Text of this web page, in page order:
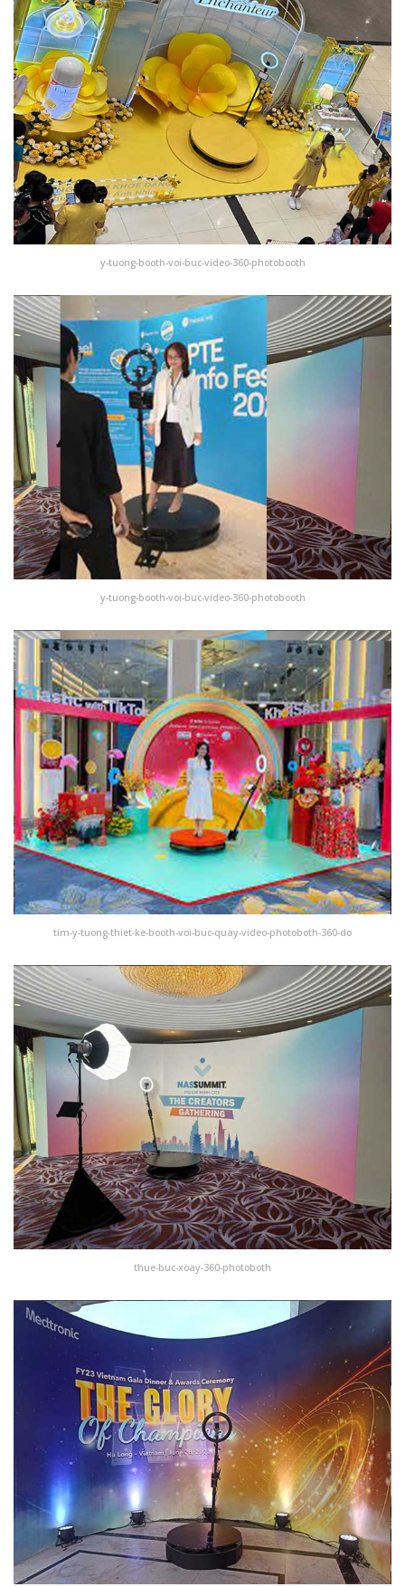
y-tuong-booth-voi-buc-video-360-photobooth
y-tuong-booth-voi-buc-video-360-photobooth
tim-y-tuong-thiet-ke-booth-voi-buc-quay-video-photoboth-360-do
thue-buc-xoay-360-photoboth